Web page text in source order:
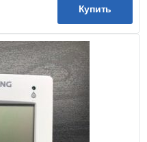
Купить